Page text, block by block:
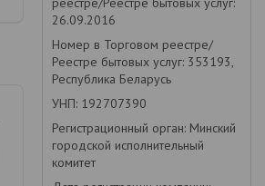
26.09.2016
Номер в Торговом реестре/
Реестре бытовых услуг: 353193,
Республика Беларусь
УНП: 192707390
Регистрационный орган: Минский
городской исполнительный
комитет